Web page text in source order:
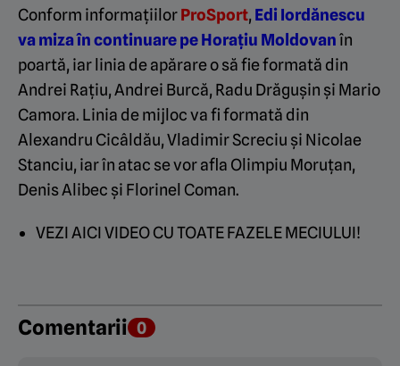
Conform informațiilorProSport, Edi Iordănescu
va miza în continuare pe Horațiu Moldovanîn
poartă, iar linia de apărare o să fie formată din
Andrei Rațiu, Andrei Burcă, Radu Drăgușin și Mario
Camora. Linia de mijloc va fi formată din
Alexandru Cicâldău, Vladimir Screciu și Nicolae
Stanciu, iar în atac se vor afla Olimpiu Moruțan,
Denis Alibec și Florinel Coman.
VEZI AICI VIDEO CU TOATE FAZELE MECIULUI!
Comentarii 0